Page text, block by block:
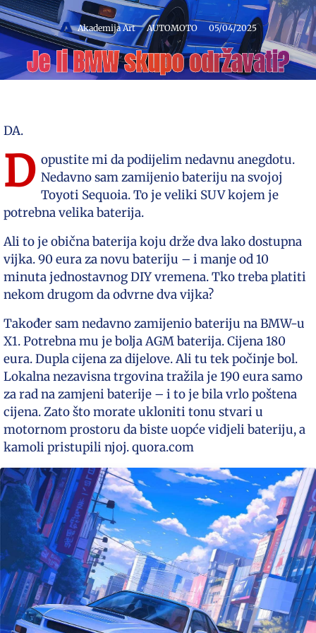
Akademija Art AUTOMOTO 05/04/2025
Je li BMW skupo održavati?
DA.
D opustite mi da podijelim nedavnu anegdotu.
Nedavno sam zamijenio bateriju na svojoj
Toyoti Sequoia. To je veliki SUV kojem je
potrebna velika baterija.
Ali to je obična baterija koju drže dva lako dostupna
vijka. 90 eura za novu bateriju – i manje od 10
minuta jednostavnog DIY vremena. Tko treba platiti
nekom drugom da odvrne dva vijka?
Također sam nedavno zamijenio bateriju na BMW-u
X1. Potrebna mu je bolja AGM baterija. Cijena 180
eura. Dupla cijena za dijelove. Ali tu tek počinje bol.
Lokalna nezavisna trgovina tražila je 190 eura samo
za rad na zamjeni baterije – i to je bila vrlo poštena
cijena. Zato što morate ukloniti tonu stvari u
motornom prostoru da biste uopće vidjeli bateriju, a
kamoli pristupili njoj. quora.com